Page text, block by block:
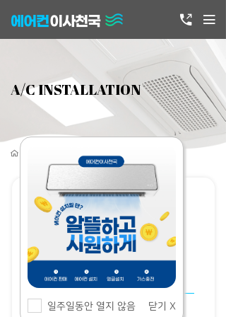
에어컨이사천국
A/C INSTALLATION
기본설치비 6만원
벽걸이형 6~10평
일주일동안 열지 않음 닫기 X